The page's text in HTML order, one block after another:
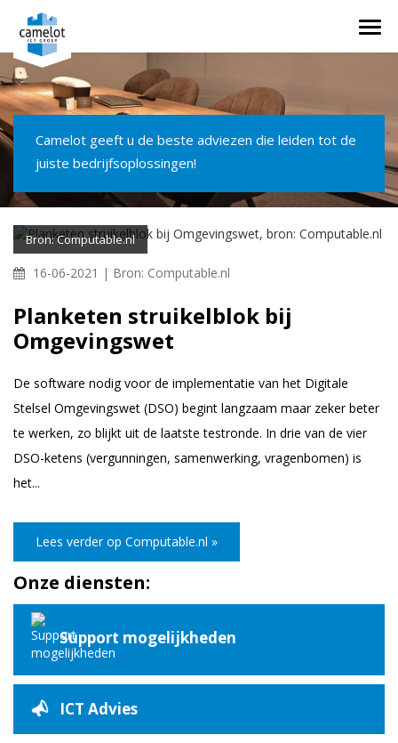
Camelot geeft u de beste adviezen die leiden tot de
juiste bedrijfsoplossingen!
Bron: Computable.nl
16-06-2021 | Bron: Computable.nl
Planketen struikelblok bij
Omgevingswet
De software nodig voor de implementatie van het Digitale
Stelsel Omgevingswet (DSO) begint langzaam maar zeker beter
te werken, zo blijkt uit de laatste testronde. In drie van de vier
DSO-ketens (vergunningen, samenwerking, vragenbomen) is
het...
Lees verder op Computable.nl »
Onze diensten:
Support mogelijkheden
ICT Advies